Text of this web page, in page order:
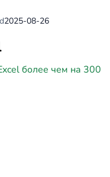
2025-08-26
более чем на 300